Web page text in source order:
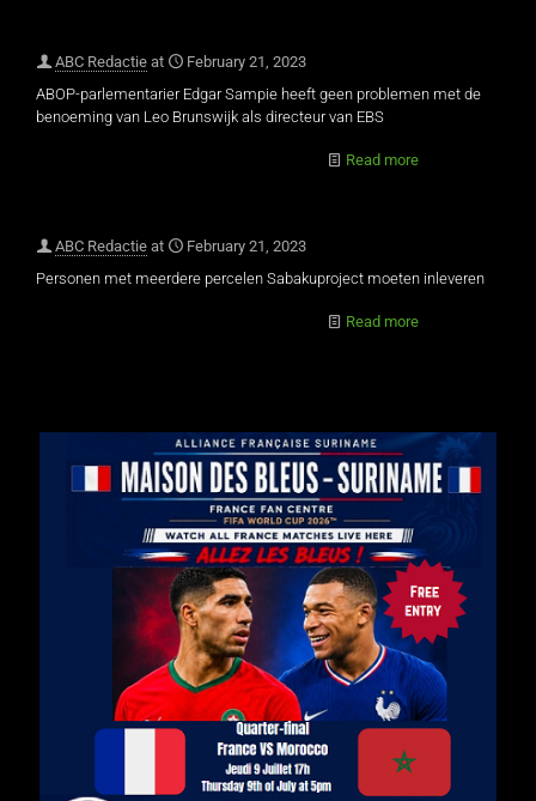
ABC Redactie at
February 21, 2023
ABOP-parlementarier Edgar Sampie heeft geen problemen met de
benoeming van Leo Brunswijk als directeur van EBS
Read more
ABC Redactie at
February 21, 2023
Personen met meerdere percelen Sabakuproject moeten inleveren
Read more